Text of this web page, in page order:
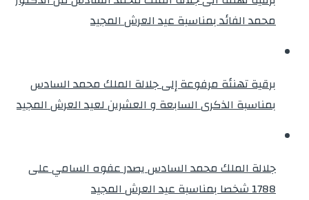
محمد الفائد بمناسبة عيد العرش المجيد
برقية تهنئة مرفوعة إلى جلالة الملك محمد السادس
بمناسبة الذكرى السابعة و العشرين لعيد العرش المجيد
جلالة الملك محمد السادس يصدر عفوه السامي على
1788 شخصا بمناسبة عيد العرش المجيد